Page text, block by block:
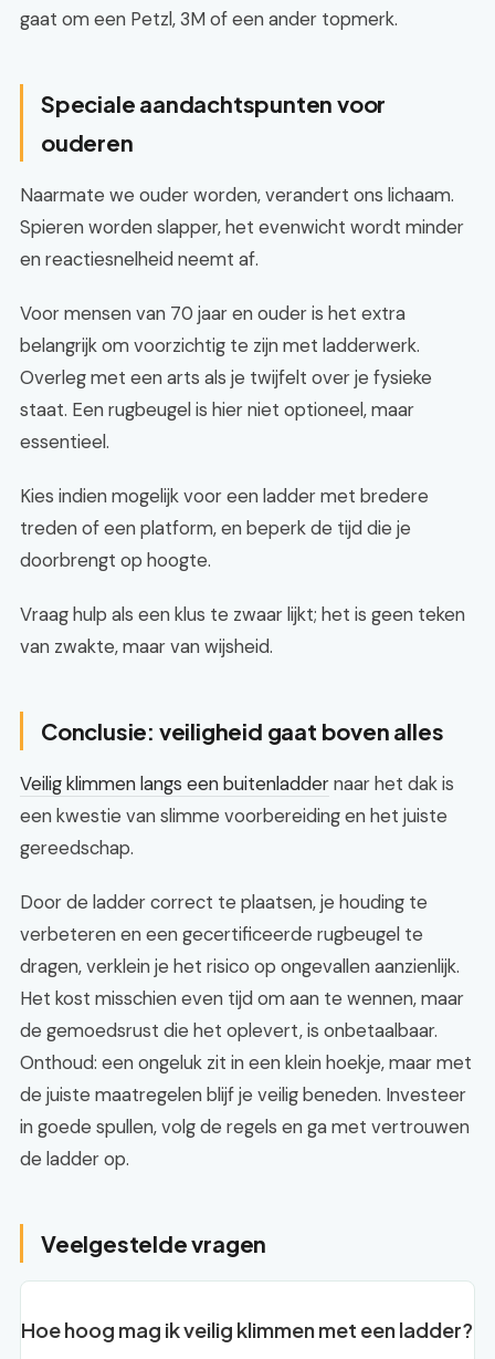
gaat om een Petzl, 3M of een ander topmerk.
Speciale aandachtspunten voor
ouderen
Naarmate we ouder worden, verandert ons lichaam.
Spieren worden slapper, het evenwicht wordt minder
en reactiesnelheid neemt af.
Voor mensen van 70 jaar en ouder is het extra
belangrijk om voorzichtig te zijn met ladderwerk.
Overleg met een arts als je twijfelt over je fysieke
staat. Een rugbeugel is hier niet optioneel, maar
essentieel.
Kies indien mogelijk voor een ladder met bredere
treden of een platform, en beperk de tijd die je
doorbrengt op hoogte.
Vraag hulp als een klus te zwaar lijkt; het is geen teken
van zwakte, maar van wijsheid.
Conclusie: veiligheid gaat boven alles
Veilig klimmen langs een buitenladdernaar het dak is
een kwestie van slimme voorbereiding en het juiste
gereedschap.
Door de ladder correct te plaatsen, je houding te
verbeteren en een gecertificeerde rugbeugel te
dragen, verklein je het risico op ongevallen aanzienlijk.
Het kost misschien even tijd om aan te wennen, maar
de gemoedsrust die het oplevert, is onbetaalbaar.
Onthoud: een ongeluk zit in een klein hoekje, maar met
de juiste maatregelen blijf je veilig beneden. Investeer
in goede spullen, volg de regels en ga met vertrouwen
de ladder op.
Veelgestelde vragen
Hoe hoog mag ik veilig klimmen met een ladder?